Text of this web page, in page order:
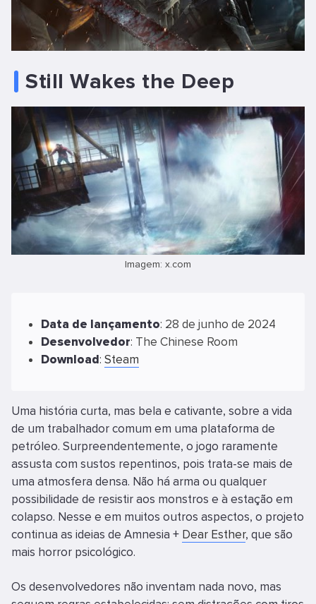
Still Wakes the Deep
Imagem: x.com
Data de lançamento: 28 de junho de 2024
Desenvolvedor: The Chinese Room
Download: Steam
Uma história curta, mas bela e cativante, sobre a vida
de um trabalhador comum em uma plataforma de
petróleo. Surpreendentemente, o jogo raramente
assusta com sustos repentinos, pois trata-se mais de
uma atmosfera densa. Não há arma ou qualquer
possibilidade de resistir aos monstros e à estação em
colapso. Nesse e em muitos outros aspectos, o projeto
continua as ideias de Amnesia + Dear Esther, que são
mais horror psicológico.
Os desenvolvedores não inventam nada novo, mas